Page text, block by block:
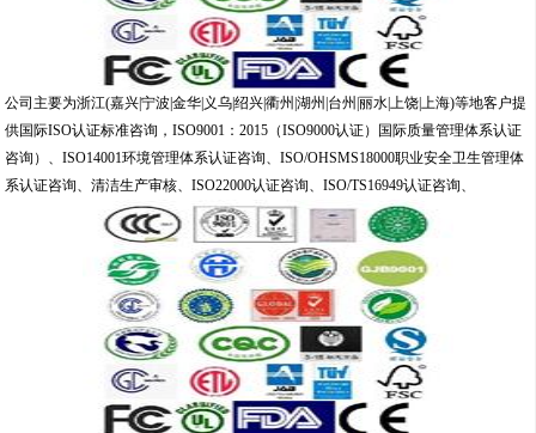
公司主要为浙江(嘉兴|宁波|金华|义乌|绍兴|衢州|湖州|台州|丽水|上饶|上海)等地客户提
供国际ISO认证标准咨询，ISO9001：2015（ISO9000认证）国际质量管理体系认证
咨询）、ISO14001环境管理体系认证咨询、ISO/OHSMS18000职业安全卫生管理体
系认证咨询、清洁生产审核、ISO22000认证咨询、ISO/TS16949认证咨询、